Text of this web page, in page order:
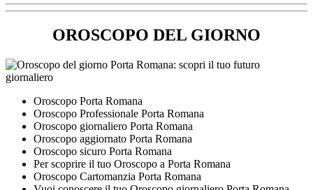
OROSCOPO DEL GIORNO
Oroscopo Porta Romana
Oroscopo Professionale Porta Romana
Oroscopo giornaliero Porta Romana
Oroscopo aggiornato Porta Romana
Oroscopo sicuro Porta Romana
Per scoprire il tuo Oroscopo a Porta Romana
Oroscopo Cartomanzia Porta Romana